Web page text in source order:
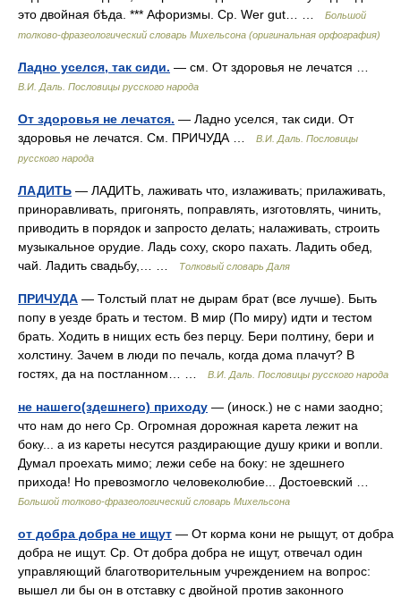
это двойная бѣда. *** Афоризмы. Ср. Wer gut… …
Большой
толково-фразеологический словарь Михельсона (оригинальная орфография)
Ладно уселся, так сиди. — см. От здоровья не лечатся …
В.И. Даль. Пословицы русского народа
От здоровья не лечатся. — Ладно уселся, так сиди. От
здоровья не лечатся. См. ПРИЧУДА …
В.И. Даль. Пословицы
русского народа
ЛАДИТЬ — ЛАДИТЬ, лаживать что, излаживать; прилаживать,
приноравливать, пригонять, поправлять, изготовлять, чинить,
приводить в порядок и запросто делать; налаживать, строить
музыкальное орудие. Ладь соху, скоро пахать. Ладить обед,
чай. Ладить свадьбу,… …
Толковый словарь Даля
ПРИЧУДА — Толстый плат не дырам брат (все лучше). Быть
попу в уезде брать и тестом. В мир (По миру) идти и тестом
брать. Ходить в нищих есть без перцу. Бери полтину, бери и
холстину. Зачем в люди по печаль, когда дома плачут? В
гостях, да на постланном… …
В.И. Даль. Пословицы русского народа
не нашего(здешнего) приходу — (иноск.) не с нами заодно;
что нам до него Ср. Огромная дорожная карета лежит на
боку... а из кареты несутся раздирающие душу крики и вопли.
Думал проехать мимо; лежи себе на боку: не здешнего
прихода! Но превозмогло человеколюбие... Достоевский …
Большой толково-фразеологический словарь Михельсона
от добра добра не ищут — От корма кони не рыщут, от добра
добра не ищут. Ср. От добра добра не ищут, отвечал один
управляющий благотворительным учреждением на вопрос:
вышел ли бы он в отставку с двойной против законного